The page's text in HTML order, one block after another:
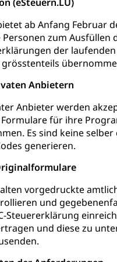
ab Anfang Februar
zum Ausfüllen
der
Anbietern
Anbieter werden
für ihre
Es sind keine
generieren.
vorgedruckte
und
Steuererklärung
und diese zu
Primarschule
Schulferien
Freiwilliger
Ausbildungsdarlehen
Luzern unilu
(beruf.lu.ch)
Pädagogische
Hochschulstudium,
universitäre
Zentralschweiz,
Hochschulen)
Luzern
Krippe, Kinderhort,
Kindergarten